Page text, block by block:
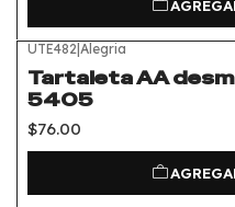
UTE482| Alegria
Tartaleta AA
5405
$76.00